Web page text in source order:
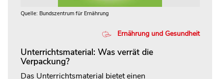
Quelle: Bundszentrum für Ernährung
Ernährung und Gesundheit
Unterrichtsmaterial: Was verrät die
Verpackung?
Das Unterrichtsmaterial bietet einen